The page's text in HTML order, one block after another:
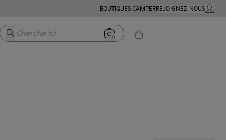
BOUTIQUES CAMPERREJOIGNEZ-NOUSMON
Cherche ici